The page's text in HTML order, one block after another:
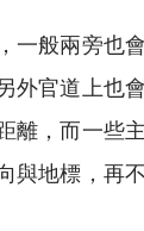
一般兩旁也
外官道上也
離，而一些
與地標，再